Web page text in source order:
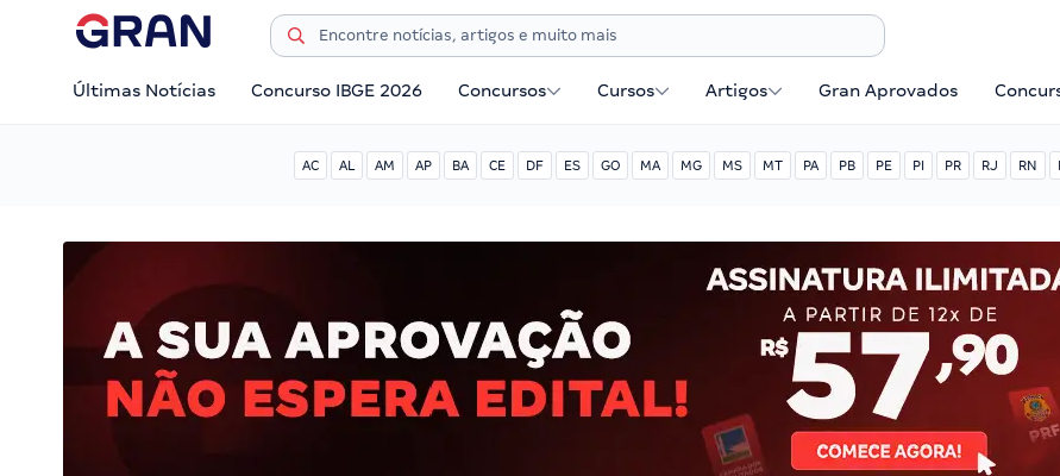
Últimas Notícias Concurso IBGE 2026 Concursos Cursos Artigos Gran Aprovados
AC AL AM AP BA CE DF ES GO MA MG MS MT PA PB PE PI PR RJ RN